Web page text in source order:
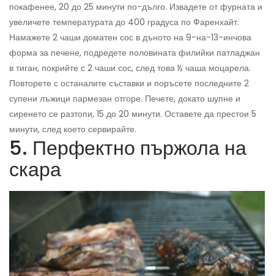
покафенее, 20 до 25 минути по-дълго. Извадете от фурната и
увеличете температурата до 400 градуса по Фаренхайт.
Намажете 2 чаши доматен сос в дъното на 9-на-13-инчова
форма за печене, подредете половината филийки патладжан
в тиган, покрийте с 2 чаши сос, след това ½ чаша моцарела.
Повторете с останалите съставки и поръсете последните 2
супени лъжици пармезан отгоре. Печете, докато шупне и
сиренето се разтопи, 15 до 20 минути. Оставете да престои 5
минути, след което сервирайте.
5. Перфектно пържола на
скара